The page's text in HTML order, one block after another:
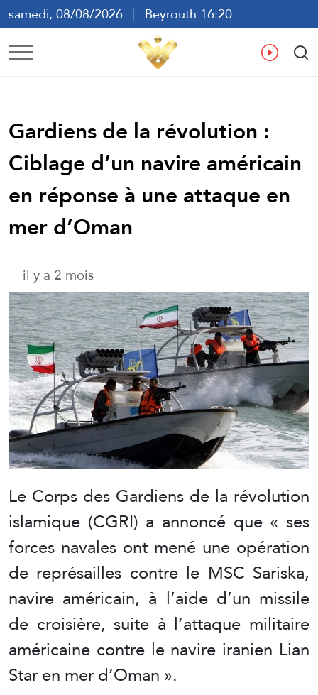
samedi, 08/08/2026
Beyrouth 16:20
ع
Gardiens de la révolution :
Ciblage d’un navire américain
en réponse à une attaque en
mer d’Oman
il y a 2 mois
Le Corps des Gardiens de la révolution
islamique (CGRI) a annoncé que « ses
forces navales ont mené une opération
de représailles contre le MSC Sariska,
navire américain, à l’aide d’un missile
de croisière, suite à l’attaque militaire
américaine contre le navire iranien Lian
Star en mer d’Oman ».